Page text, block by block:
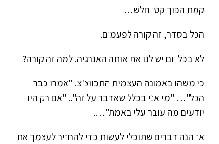
קמת הפוך קטן חלש…
הכל בסדר, זה קורה לפעמים.
לא בכל יום יש לנו את אותה האנרגיה. למה זה קורה?
כי משהו באמונה העצמית התכווצ'צ: "אמרו כבר
הכל"… "מי אני בכלל שאדבר על זה".. "אם רק היו
יודעים מה עובר עלי באמת"….
אז הנה דברים שתוכלי לעשות כדי להחזיר לעצמך את